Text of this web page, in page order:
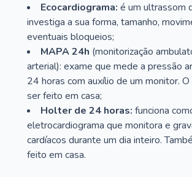
Ecocardiograma: é um ultrassom
investiga a sua forma, tamanho,
eventuais bloqueios;
MAPA 24h (monitorização
arterial): exame que mede a pressão
24 horas com auxílio de um monitor.
ser feito em casa;
Holter de 24 horas: funciona
eletrocardiograma que monitora e
cardíacos durante um dia inteiro.
feito em casa.